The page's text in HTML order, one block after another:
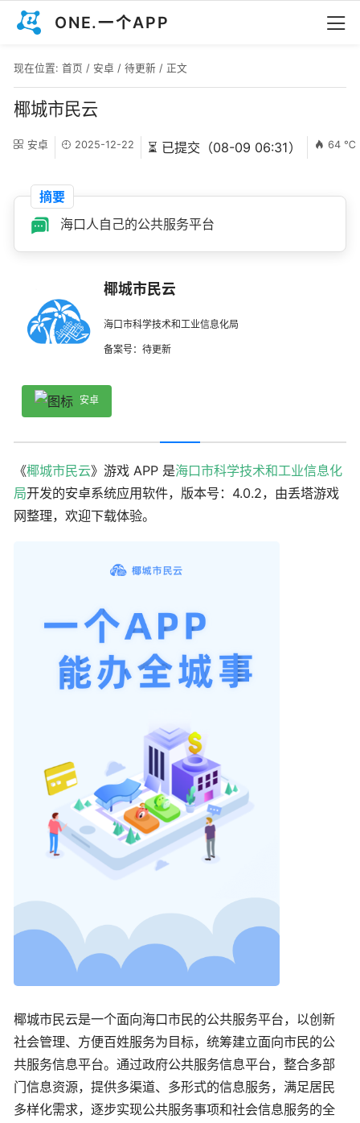
ONE.一个APP
现在位置: 首页 / 安卓 / 待更新 / 正文
椰城市民云
安卓 2025-12-22 ⏳ 已提交（08-09 06:31） 64 ℃
摘要
海口人自己的公共服务平台
椰城市民云
海口市科学技术和工业信息化局
备案号：待更新
安卓
《椰城市民云》游戏 APP 是海口市科学技术和工业信息化
局开发的安卓系统应用软件，版本号：4.0.2，由丢塔游戏
网整理，欢迎下载体验。
椰城市民云是一个面向海口市民的公共服务平台，以创新
社会管理、方便百姓服务为目标，统筹建立面向市民的公
共服务信息平台。通过政府公共服务信息平台，整合多部
门信息资源，提供多渠道、多形式的信息服务，满足居民
多样化需求，逐步实现公共服务事项和社会信息服务的全